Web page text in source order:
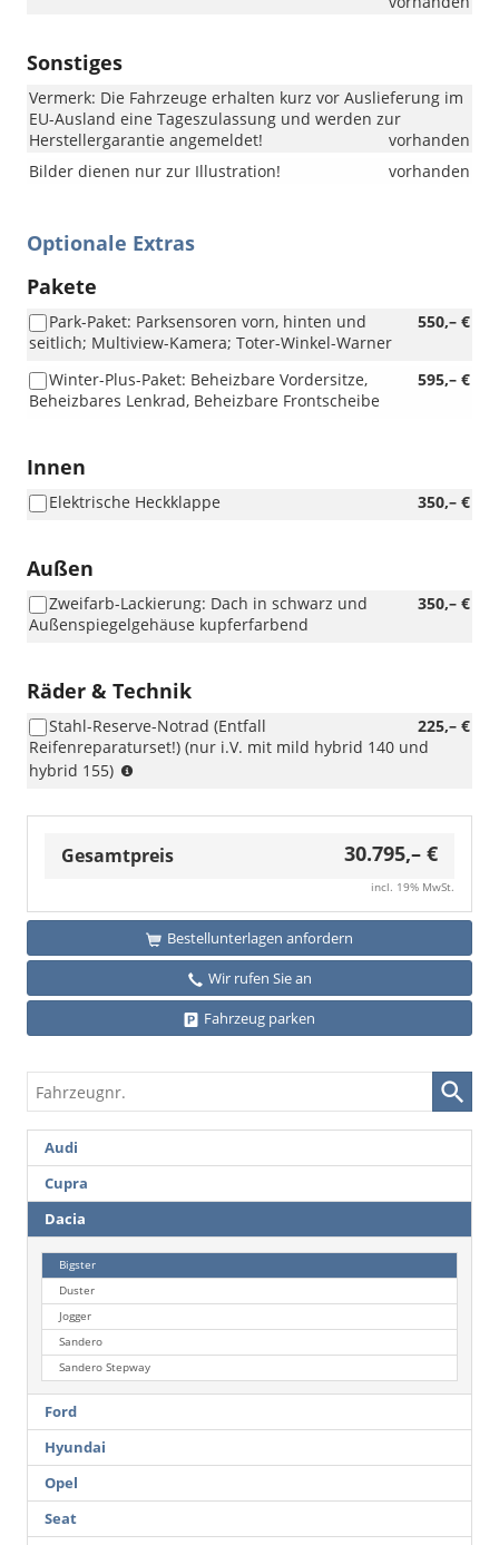
Sonstiges
Vermerk: Die Fahrzeuge erhalten kurz vor Auslieferung im
EU-Ausland eine Tageszulassung und werden zur
Herstellergarantie angemeldet!
vorhanden
Bilder dienen nur zur Illustration!
vorhanden
Optionale Extras
Pakete
550,– €
Park-Paket: Parksensoren vorn, hinten und
seitlich; Multiview-Kamera; Toter-Winkel-Warner
595,– €
Winter-Plus-Paket: Beheizbare Vordersitze,
Beheizbares Lenkrad, Beheizbare Frontscheibe
Innen
350,– €
Elektrische Heckklappe
Außen
350,– €
Zweifarb-Lackierung: Dach in schwarz und
Außenspiegelgehäuse kupferfarbend
Räder & Technik
225,– €
Stahl-Reserve-Notrad (Entfall
Reifenreparaturset!) (nur i.V. mit mild hybrid 140 und
hybrid 155)
mit
hybrid
hybrid
155)
Gesamtpreis 30.795,– €
incl. 19% MwSt.
Bestellunterlagen anfordern
Wir rufen Sie an
Fahrzeug parken
Fahrzeugnr.
Audi
Cupra
Dacia
Bigster
Duster
Jogger
Sandero
Sandero Stepway
Ford
Hyundai
Opel
Seat